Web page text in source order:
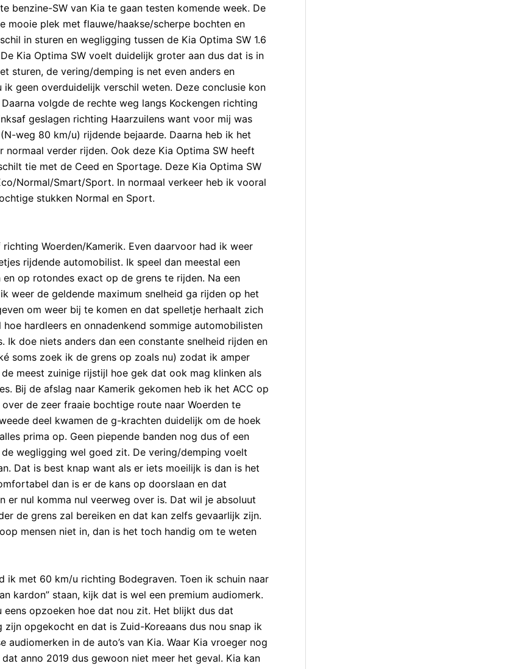
benzine-SW van Kia te gaan testen komende week. De
plek met flauwe/haakse/scherpe bochten en
in sturen en wegligging tussen de Kia Optima SW 1.6
Kia Optima SW voelt duidelijk groter aan dus dat is in
sturen, de vering/demping is net even anders en
geen overduidelijk verschil weten. Deze conclusie kon
volgde de rechte weg langs Kockengen richting
geslagen richting Haarzuilens want voor mij was
weg 80 km/u) rijdende bejaarde. Daarna heb ik het
verder rijden. Ook deze Kia Optima SW heeft
tie met de Ceed en Sportage. Deze Kia Optima SW
Normal/Smart/Sport. In normaal verkeer heb ik vooral
stukken Normal en Sport.
Woerden/Kamerik. Even daarvoor had ik weer
rijdende automobilist. Ik speel dan meestal een
op rotondes exact op de grens te rijden. Na een
weer de geldende maximum snelheid ga rijden op het
om weer bij te komen en dat spelletje herhaalt zich
hardleers en onnadenkend sommige automobilisten
doe niets anders dan een constante snelheid rijden en
soms zoek ik de grens op zoals nu) zodat ik amper
meest zuinige rijstijl hoe gek dat ook mag klinken als
Bij de afslag naar Kamerik gekomen heb ik het ACC op
de zeer fraaie bochtige route naar Woerden te
deel kwamen de g-krachten duidelijk om de hoek
prima op. Geen piepende banden nog dus of een
wegligging wel goed zit. De vering/demping voelt
Dat is best knap want als er iets moeilijk is dan is het
dan is er de kans op doorslaan en dat
nul komma nul veerweg over is. Dat wil je absoluut
de grens zal bereiken en dat kan zelfs gevaarlijk zijn.
mensen niet in, dan is het toch handig om te weten
ik met 60 km/u richting Bodegraven. Toen ik schuin naar
kardon” staan, kijk dat is wel een premium audiomerk.
opzoeken hoe dat nou zit. Het blijkt dus dat
opgekocht en dat is Zuid-Koreaans dus nou snap ik
in de auto’s van Kia. Waar Kia vroeger nog
anno 2019 dus gewoon niet meer het geval. Kia kan